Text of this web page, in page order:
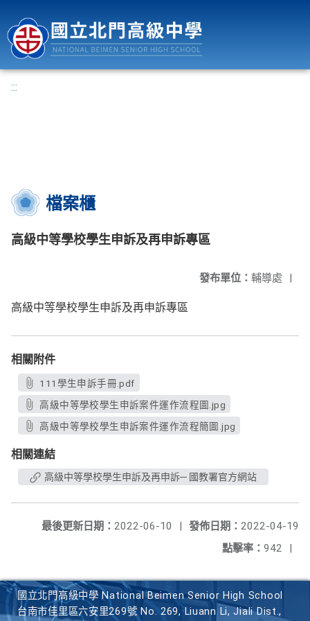
:::
檔案櫃
高級中等學校學生申訴及再申訴專區
發布單位： 輔導處 |
高級中等學校學生申訴及再申訴專區
相關附件
111學生申訴手冊.pdf
高級中等學校學生申訴案件運作流程圖.jpg
高級中等學校學生申訴案件運作流程簡圖.jpg
相關連結
高級中等學校學生申訴及再申訴─ 國教署官方網站
發佈日期： 2022-04-19
最後更新日期： 2022-06-10
|
點擊率： 942 |
國立北門高級中學 National Beimen Senior High School
台南市佳里區六安里269號 No. 269, Liuann Li, Jiali Dist.,